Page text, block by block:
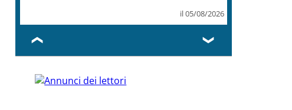
il 05/08/2026
❮ ❯